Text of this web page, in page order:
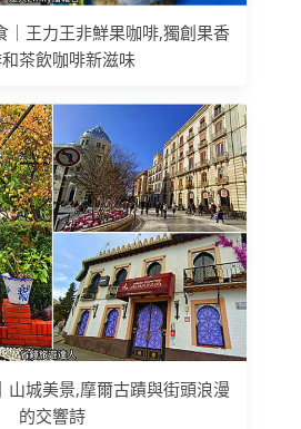
｜王力王非鮮果咖啡,獨創果香
茶飲咖啡新滋味
山城美景,摩爾古蹟與街頭浪漫
的交響詩